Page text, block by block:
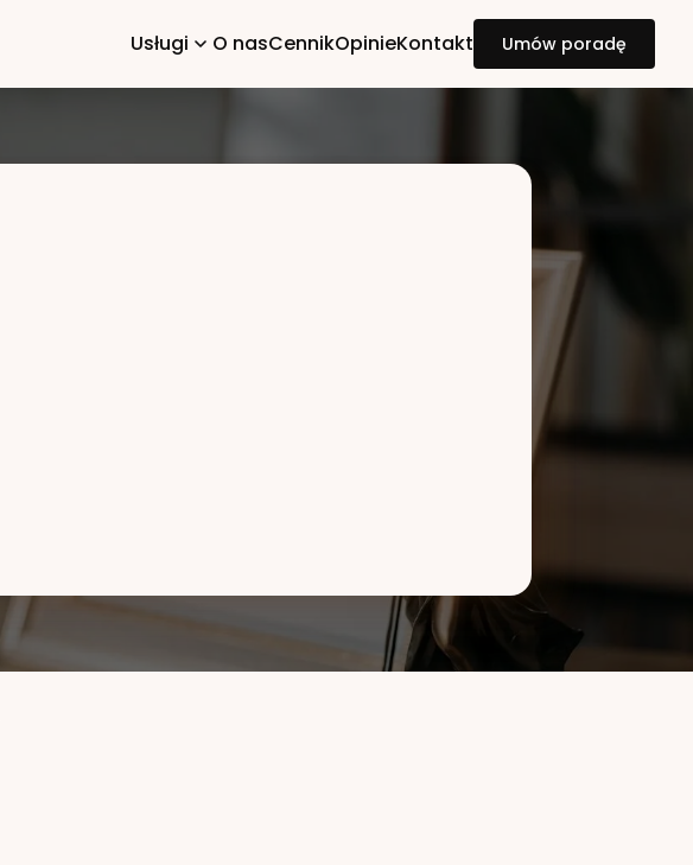
Usługi O nasCennikOpinieKontakt Umów poradę